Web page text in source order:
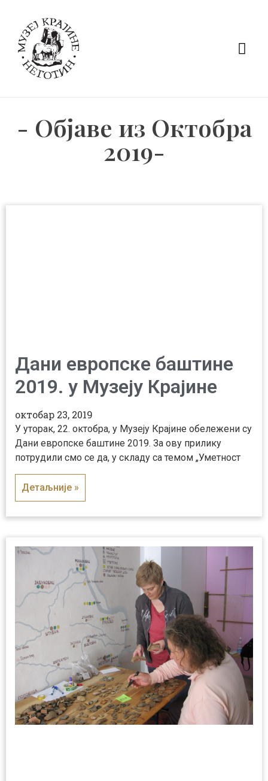
- Објаве из Октобра
2019-
Дани европске баштине
2019. у Музеју Крајине
октобар 23, 2019
У уторак, 22. октобра, у Музеју Крајине обележени су
Дани европске баштине 2019. За ову прилику
потрудили смо се да, у складу са темом „Уметност
Детаљније »